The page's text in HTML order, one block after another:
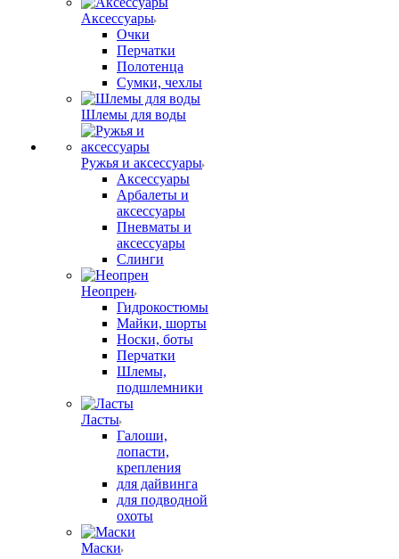
Аксессуары
Очки
Перчатки
Полотенца
Сумки, чехлы
Шлемы для воды
Ружья и аксессуары
Аксессуары
Арбалеты и
аксессуары
Пневматы и
аксессуары
Слинги
Неопрен
Гидрокостюмы
Майки, шорты
Носки, боты
Перчатки
Шлемы,
подшлемники
Ласты
Галоши,
лопасти,
крепления
для дайвинга
для подводной
охоты
Маски